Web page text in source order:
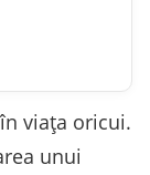
viața oricui.
unui